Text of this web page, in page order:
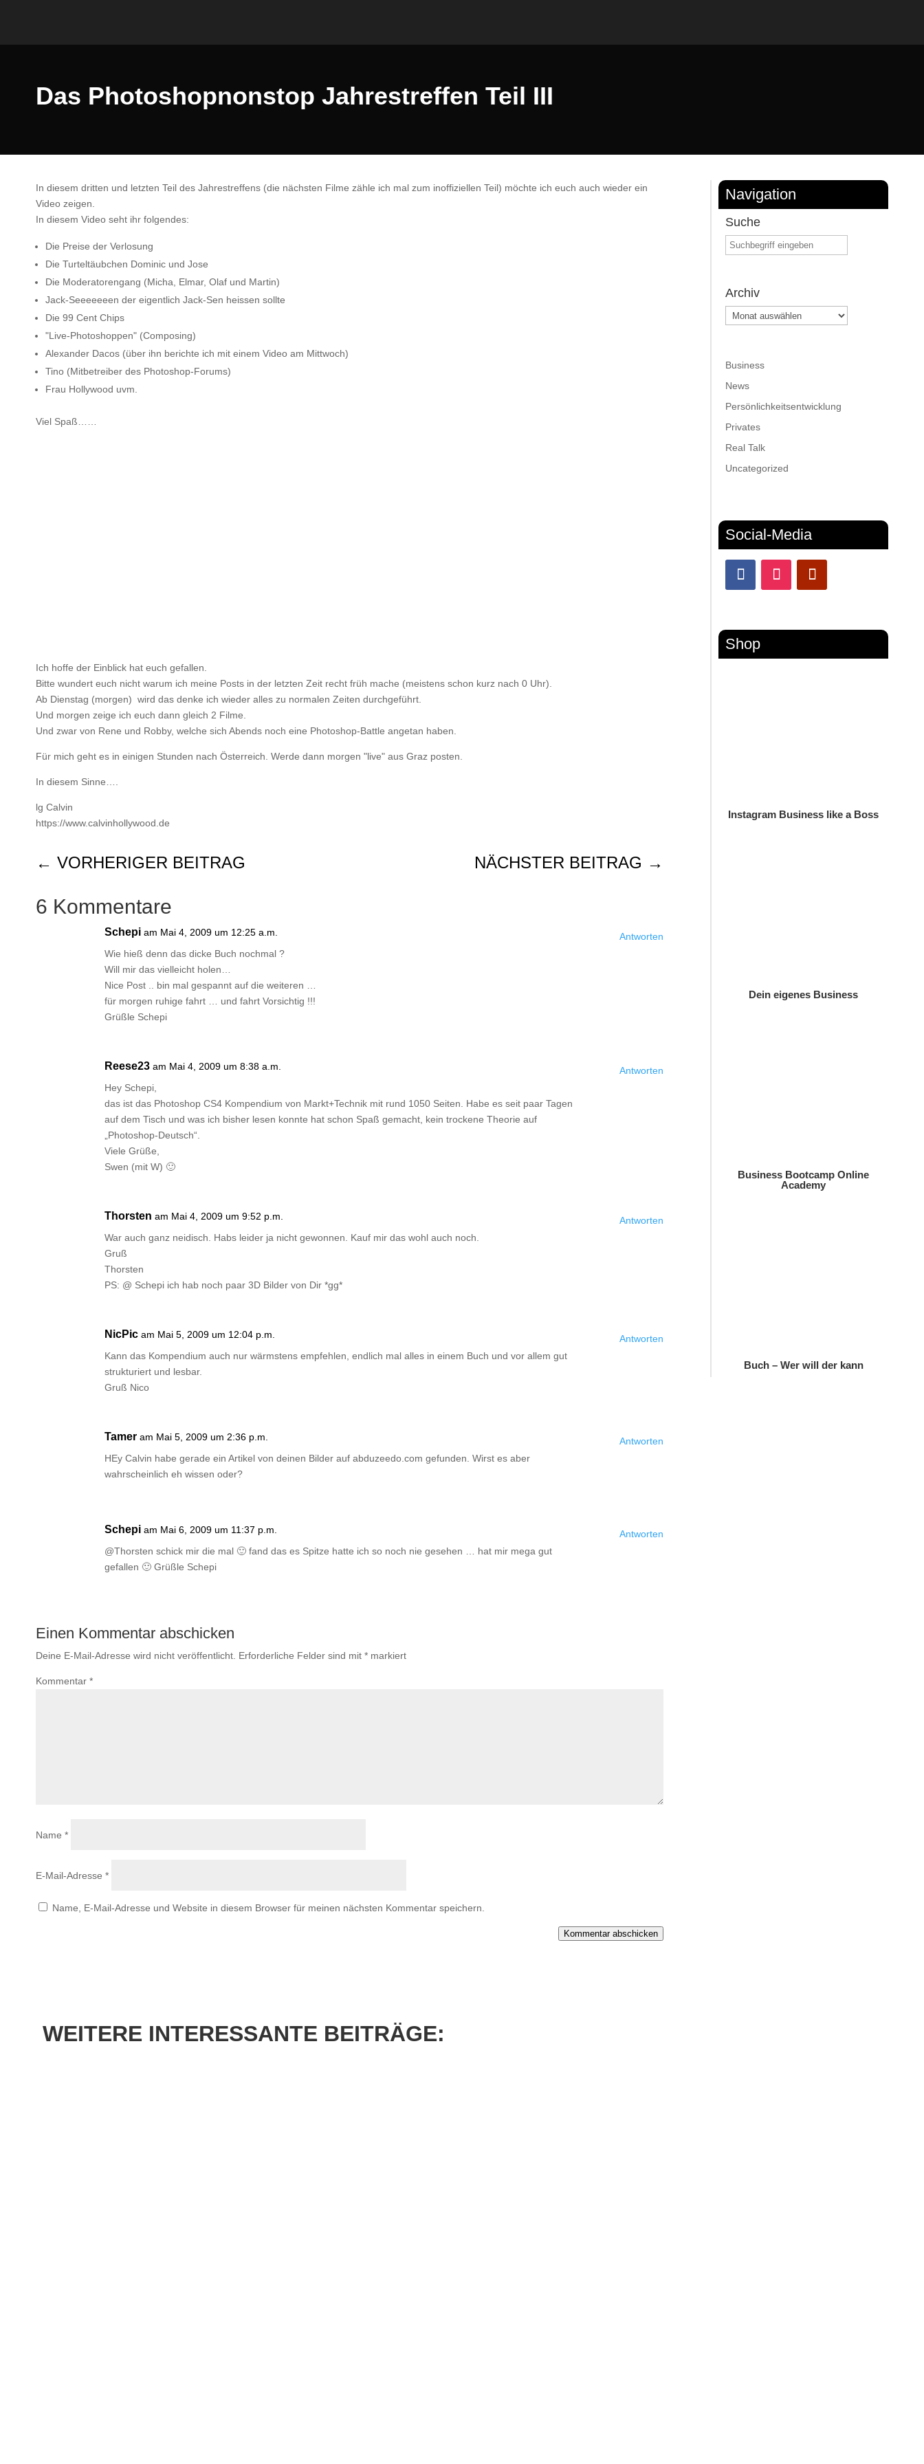
Das Photoshopnonstop Jahrestreffen Teil III
In diesem dritten und letzten Teil des Jahrestreffens (die nächsten Filme zähle ich mal zum inoffiziellen Teil) möchte ich euch auch wieder ein
Video zeigen.
In diesem Video seht ihr folgendes:
Die Preise der Verlosung
Die Turteltäubchen Dominic und Jose
Die Moderatorengang (Micha, Elmar, Olaf und Martin)
Jack-Seeeeeeen der eigentlich Jack-Sen heissen sollte
Die 99 Cent Chips
"Live-Photoshoppen" (Composing)
Alexander Dacos (über ihn berichte ich mit einem Video am Mittwoch)
Tino (Mitbetreiber des Photoshop-Forums)
Frau Hollywood uvm.
Viel Spaß……
Ich hoffe der Einblick hat euch gefallen.
Bitte wundert euch nicht warum ich meine Posts in der letzten Zeit recht früh mache (meistens schon kurz nach 0 Uhr).
Ab Dienstag (morgen) wird das denke ich wieder alles zu normalen Zeiten durchgeführt.
Und morgen zeige ich euch dann gleich 2 Filme.
Und zwar von Rene und Robby, welche sich Abends noch eine Photoshop-Battle angetan haben.
Für mich geht es in einigen Stunden nach Österreich. Werde dann morgen "live" aus Graz posten.
In diesem Sinne….
lg Calvin
https://www.calvinhollywood.de
← VORHERIGER BEITRAG NÄCHSTER BEITRAG →
6 Kommentare
Schepi am Mai 4, 2009 um 12:25 a.m.
Wie hieß denn das dicke Buch nochmal ?
Will mir das vielleicht holen…
Nice Post .. bin mal gespannt auf die weiteren …
für morgen ruhige fahrt … und fahrt Vorsichtig !!!
Grüßle Schepi
Antworten
Reese23 am Mai 4, 2009 um 8:38 a.m.
Hey Schepi,
das ist das Photoshop CS4 Kompendium von Markt+Technik mit rund 1050 Seiten. Habe es seit paar Tagen
auf dem Tisch und was ich bisher lesen konnte hat schon Spaß gemacht, kein trockene Theorie auf
„Photoshop-Deutsch“.
Viele Grüße,
Swen (mit W) 🙂
Antworten
Thorsten am Mai 4, 2009 um 9:52 p.m.
War auch ganz neidisch. Habs leider ja nicht gewonnen. Kauf mir das wohl auch noch.
Gruß
Thorsten
PS: @ Schepi ich hab noch paar 3D Bilder von Dir *gg*
Antworten
NicPic am Mai 5, 2009 um 12:04 p.m.
Kann das Kompendium auch nur wärmstens empfehlen, endlich mal alles in einem Buch und vor allem gut
strukturiert und lesbar.
Gruß Nico
Antworten
Tamer am Mai 5, 2009 um 2:36 p.m.
HEy Calvin habe gerade ein Artikel von deinen Bilder auf abduzeedo.com gefunden. Wirst es aber
wahrscheinlich eh wissen oder?
Antworten
Schepi am Mai 6, 2009 um 11:37 p.m.
@Thorsten schick mir die mal 🙂 fand das es Spitze hatte ich so noch nie gesehen … hat mir mega gut
gefallen 🙂 Grüßle Schepi
Antworten
Einen Kommentar abschicken
Deine E-Mail-Adresse wird nicht veröffentlicht. Erforderliche Felder sind mit * markiert
Kommentar *
Name *
E-Mail-Adresse *
Name, E-Mail-Adresse und Website in diesem Browser für meinen nächsten Kommentar speichern.
Kommentar abschicken
Navigation
Suche
Archiv
Archiv
Business
News
Persönlichkeitsentwicklung
Privates
Real Talk
Uncategorized
Social-Media
Shop
Instagram Business like a Boss
Dein eigenes Business
Business Bootcamp Online
Academy
Buch – Wer will der kann
WEITERE INTERESSANTE BEITRÄGE: